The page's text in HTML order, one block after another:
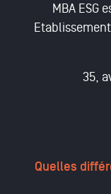
MBA ESG
35,
Quelles